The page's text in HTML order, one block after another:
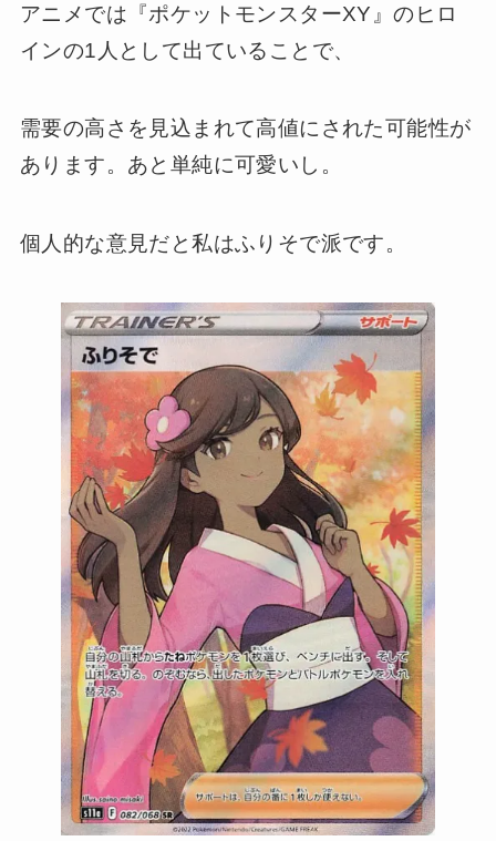
アニメでは『ポケットモンスターXY』のヒロ
インの1人として出ていることで、
需要の高さを見込まれて高値にされた可能性が
あります。あと単純に可愛いし。
個人的な意見だと私はふりそで派です。